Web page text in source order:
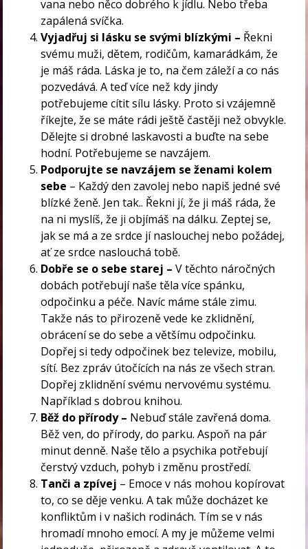
vana nebo něco dobrého k jídlu. Nebo třeba
zapálená svíčka.
Vyjadřuj si lásku se svými blízkými – Řekni
svému muži, dětem, rodičům, kamarádkám, že
je máš ráda. Láska je to, na čem záleží a co nás
pozvedává. A teď více než kdy jindy
potřebujeme cítit sílu lásky. Proto si vzájemně
říkejte, že se máte rádi ještě častěji než obvykle.
Dělejte si drobné laskavosti a buďte na sebe
hodní. Potřebujeme se navzájem.
Podporujte se navzájem se ženami kolem
sebe – Každý den zavolej nebo napiš jedné své
blízké ženě. Jen tak.. Řekni jí, že ji máš ráda, že
na ni myslíš, že ji objímáš na dálku. Zeptej se,
jak se má a ze srdce jí naslouchej nebo požádej,
ať ze srdce naslouchá tobě.
Dobře se o sebe starej – V těchto náročných
dobách potřebují naše těla více spánku,
odpočinku a péče. Navíc máme stále zimu.
Takže nás to přirozeně vede ke zklidnění,
obrácení se do sebe a většímu odpočinku.
Dopřej si tedy odpočinek bez televize, mobilu,
sítí. Bez zpráv útočících na nás ze všech stran.
Dopřej zklidnění svému nervovému systému.
Například s dobrou knihou.
Běž do přírody – Nebuď stále zavřená doma.
Běž ven, do přírody, do parku. Aspoň na pár
minut denně. Naše tělo a psychika potřebují
čerstvý vzduch, pohyb i změnu prostředí.
Tanči a zpívej – Emoce v nás mohou kopírovat
to, co se děje venku. A tak může docházet ke
konfliktům i v našich rodinách. Tím se v nás
hromadí mnoho emocí. A my je můžeme velmi